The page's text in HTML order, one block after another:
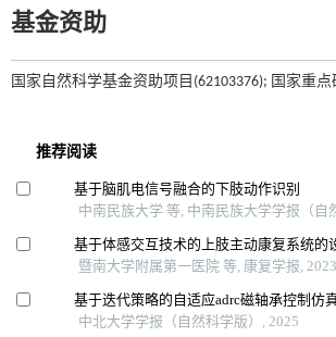
基金资助
国家自然科学基金资助项目(62103376); 国家重点